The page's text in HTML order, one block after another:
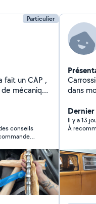
Particulier
fait un CAP ,
mécanique
conseils
dans
Il y a 13
À